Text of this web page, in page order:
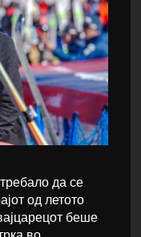
да се
од летото
беше